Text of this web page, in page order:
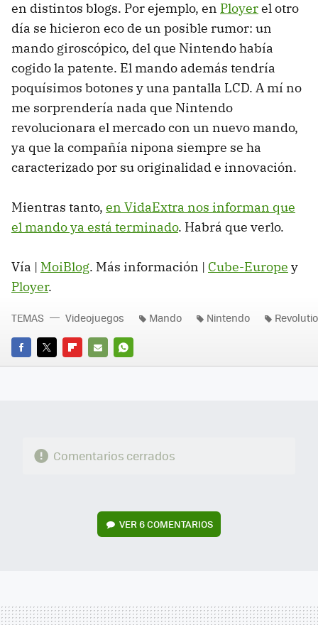
en distintos blogs. Por ejemplo, en Ployerel otro
día se hicieron eco de un posible rumor: un
mando giroscópico, del que Nintendo había
cogido la patente. El mando además tendría
poquísimos botones y una pantalla LCD. A mí no
me sorprendería nada que Nintendo
revolucionara el mercado con un nuevo mando,
ya que la compañía nipona siempre se ha
caracterizado por su originalidad e innovación.
Mientras tanto, en VidaExtra nos informan que
el mando ya está terminado. Habrá que verlo.
Vía | MoiBlog. Más información | Cube-Europe y
Ployer.
FACEBOOK
TWITTERFLIPBOARD
E-
WHATSAPP
TEMAS Videojuegos Mando Nintendo
Comentarios cerrados
VER6 COMENTARIOS